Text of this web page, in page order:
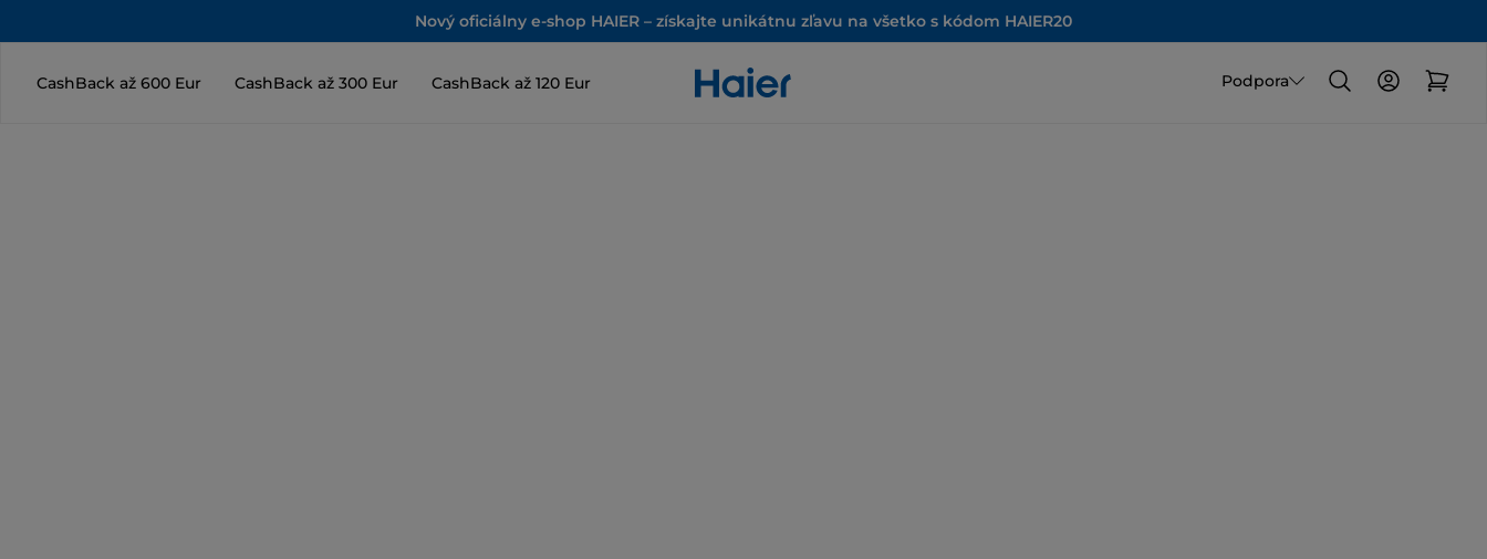
Nový oficiálny e-shop HAIER – získajte unikátnu zľavu na všetko s kódom HAIER20
CashBack až 600 Eur CashBack až 300 Eur CashBack až 120 Eur Podpora